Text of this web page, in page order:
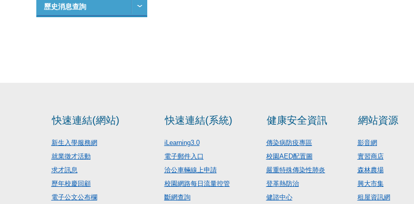
歷史消息查詢
快速連結(網站)
新生入學服務網
就業徵才活動
求才訊息
歷年校慶回顧
電子公文公布欄
快速連結(系統)
iLearning3.0
電子郵件入口
洽公車輛線上申請
校園網路每日流量控管
斷網查詢
健康安全資訊
傳染病防疫專區
校園AED配置圖
嚴重特殊傳染性肺炎
登革熱防治
健諮中心
網站資源
影音網
實習商店
森林農場
興大市集
租屋資訊網